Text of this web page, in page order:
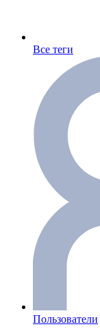
Все теги
Пользователи